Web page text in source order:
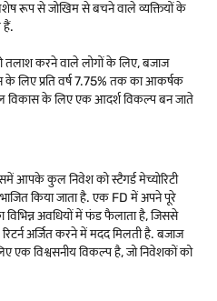
रूप से जोखिम से बचने वाले व्यक्तियों के
हैं.
तलाश करने वाले लोगों के लिए, बजाज
के लिए प्रति वर्ष 7.75% तक का आकर्षक
विकास के लिए एक आदर्श विकल्प बन जाते
आपके कुल निवेश को स्टैगर्ड मेच्योरिटी
किया जाता है. एक FD में अपने पूरे
अवधियों में फंड फैलाता है, जिससे
अर्जित करने में मदद मिलती है. बजाज
एक विश्वसनीय विकल्प है, जो निवेशकों को